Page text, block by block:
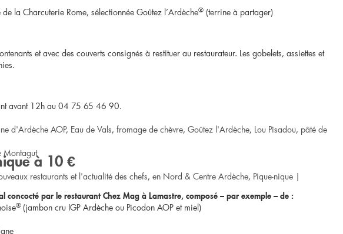
Pique-
enfant
adulte
à
la Charcuterie Rome, sélectionnée Goûtez l’Ardèche® (terrine à partager)
et avec des couverts consignés à restituer au restaurateur. Les gobelets, assiettes et
avant 12h au 04 75 65 46 90.
d'Ardèche AOP, Eau de Vals, fromage de chèvre, Goûtez l'Ardèche, Lou Pisadou, pâté de
Montagut
restaurants et l'actualité des chefs, en Nord & Centre Ardèche, Pique-nique |
à 10 €
concocté par le restaurant Chez Mag à Lamastre, composé – par exemple – de :
® (jambon cru IGP Ardèche ou Picodon AOP et miel)